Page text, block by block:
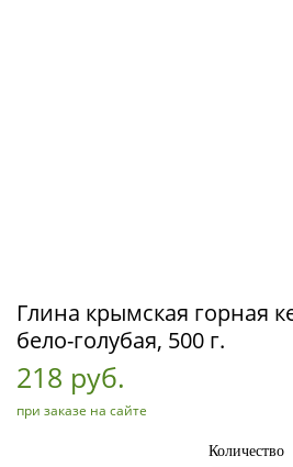
Глина крымская горная
бело-голубая, 500 г.
218 руб.
при заказе на сайте
Количество